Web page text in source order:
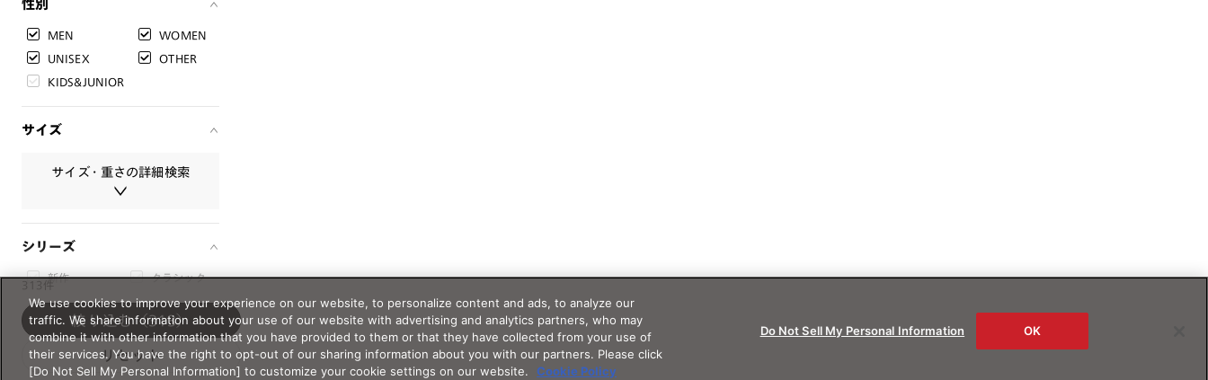
性別
MEN WOMEN
UNISEX OTHER
KIDS&JUNIOR
サイズ
サイズ・重さの詳細検索
サイズ・重さは必ず半角数字で入
力してください。
レンズ幅
mm 〜 mm
ブリッジ幅
mm 〜 mm
シリーズ
新作 クラシック
クリアレンズ
サングラス
サウナ
スクリーン
スポーツ・ア
ウトドア
313件
リセット
絞り込む（313）
We use cookies to improve your experience on our website, to personalize content and ads, to analyze our
traffic. We share information about your use of our website with advertising and analytics partners, who may
combine it with other information that you have provided to them or that they have collected from your use of
their services. You have the right to opt-out of our sharing information about you with our partners. Please click
[Do Not Sell My Personal Information] to customize your cookie settings on our website.
Cookie Policy
Do Not Sell My Personal Information OK